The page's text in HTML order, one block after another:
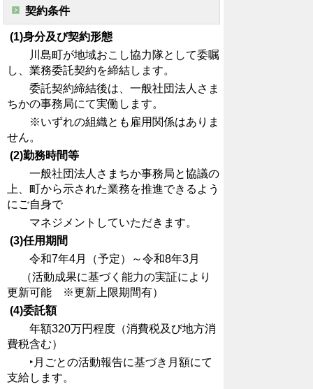
契約条件
(1)身分及び契約形態
川島町が地域おこし協力隊として委嘱
し、業務委託契約を締結します。
委託契約締結後は、一般社団法人さま
ちかの事務局にて実働します。
※いずれの組織とも雇用関係はありま
せん。
(2)勤務時間等
一般社団法人さまちか事務局と協議の
上、町から示された業務を推進できるよう
にご自身で
マネジメントしていただきます。
(3)任用期間
令和7年4月（予定）～令和8年3月
（活動成果に基づく能力の実証により
更新可能 ※更新上限期間有）
(4)委託額
年額320万円程度（消費税及び地方消
費税含む）
‣月ごとの活動報告に基づき月額にて
支給します。